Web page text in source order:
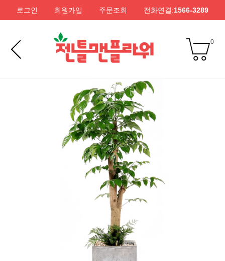
로그인 회원가입 주문조회 전화연결:1566-3289
0